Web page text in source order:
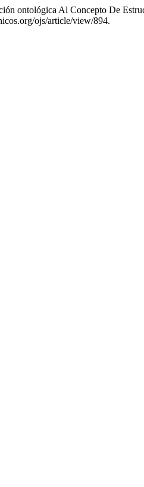
ontológica Al Concepto De
ojs/article/view/894.